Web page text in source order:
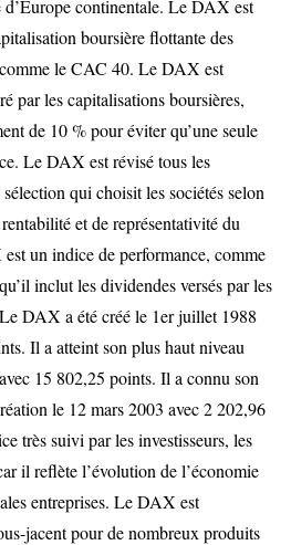
continentale. Le DAX est
boursière flottante des
le CAC 40. Le DAX est
par les capitalisations boursières,
de 10 % pour éviter qu’une seule
Le DAX est révisé tous les
qui choisit les sociétés selon
et de représentativité du
un indice de performance, comme
inclut les dividendes versés par les
DAX a été créé le 1er juillet 1988
Il a atteint son plus haut niveau
15 802,25 points. Il a connu son
le 12 mars 2003 avec 2 202,96
très suivi par les investisseurs, les
il reflète l’évolution de l’économie
entreprises. Le DAX est
jacent pour de nombreux produits